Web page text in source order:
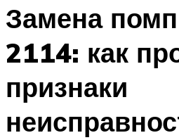
Замена
2114: как
признаки